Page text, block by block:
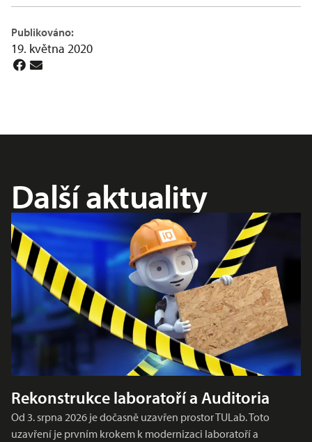
Publikováno:
19. května 2020
Další aktuality
Rekonstrukce laboratoří a Auditoria
Od 3. srpna 2026 je dočasně uzavřen prostor TULab. Toto
uzavření je prvním krokem k modernizaci laboratoří a